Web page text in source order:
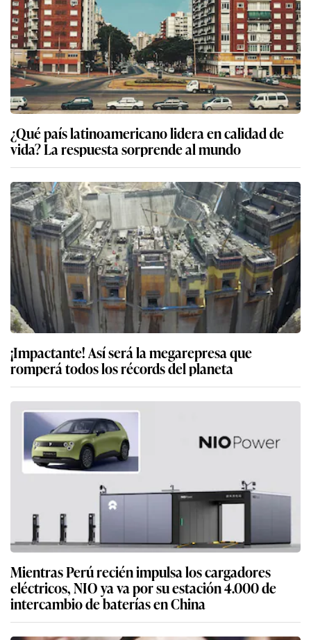
¿Qué país latinoamericano lidera en calidad de
vida? La respuesta sorprende al mundo
¡Impactante! Así será la megarepresa que
romperá todos los récords del planeta
Mientras Perú recién impulsa los cargadores
eléctricos, NIO ya va por su estación 4.000 de
intercambio de baterías en China